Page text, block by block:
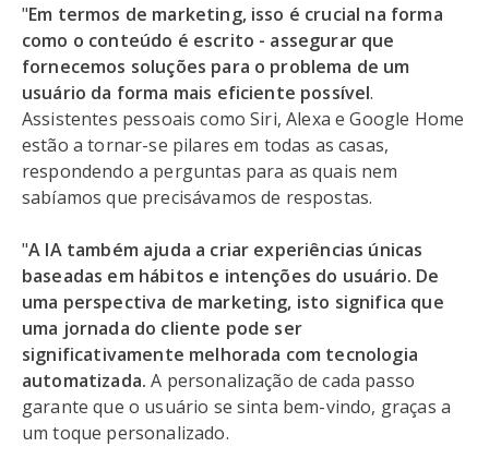
"Em termos de marketing, isso é crucial na forma
como o conteúdo é escrito - assegurar que
fornecemos soluções para o problema de um
usuário da forma mais eficiente possível.
Assistentes pessoais como Siri, Alexa e Google Home
estão a tornar-se pilares em todas as casas,
respondendo a perguntas para as quais nem
sabíamos que precisávamos de respostas.
"A IA também ajuda a criar experiências únicas
baseadas em hábitos e intenções do usuário. De
uma perspectiva de marketing, isto significa que
uma jornada do cliente pode ser
significativamente melhorada com tecnologia
automatizada.A personalização de cada passo
garante que o usuário se sinta bem-vindo, graças a
um toque personalizado.